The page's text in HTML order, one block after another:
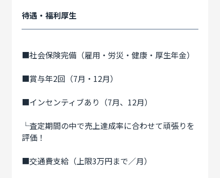
待遇・福利厚生
■社会保険完備（雇用・労災・健康・厚生年金）
■賞与年2回（7月・12月）
■インセンティブあり（7月、12月）
└査定期間の中で売上達成率に合わせて頑張りを
評価！
■交通費支給（上限3万円まで／月）